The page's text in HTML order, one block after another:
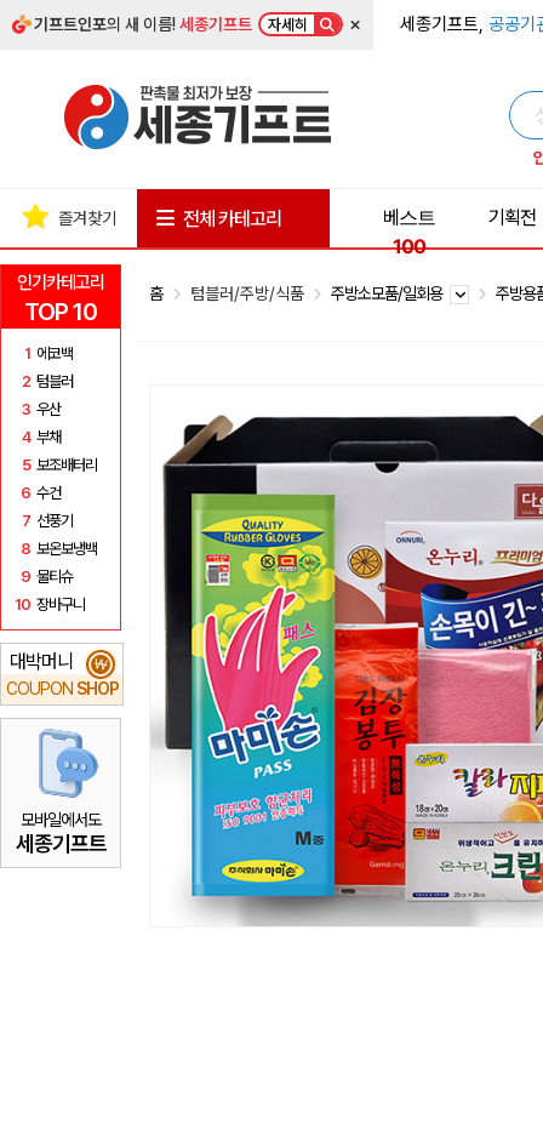
기프트인포의 새 이름!세종기프트 자세히 × 세종기프트, 공공기
인기카테고리
TOP 10
1 에코백
2 텀블러
3 우산
4 부채
5 보조배터리
6 수건
7 선풍기
8 보온보냉백
9 물티슈
10 장바구니
대박머니
COUPON SHOP
₩
모바일에서도
세종기프트
즐겨찾기 전체 카테고리
베스트
100
기획전
홈 텀블러/주방/식품 주방소모품/일회용 주방